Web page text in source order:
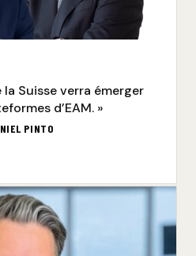
Suisse verra émerger
d’EAM. »
PINTO